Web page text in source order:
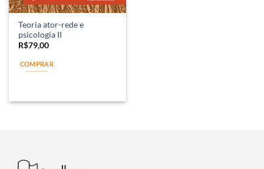
Teoria ator-rede e
psicologia II
R$79,00
COMPRAR